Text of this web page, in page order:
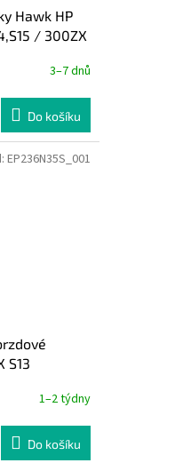
Hawk HP
/ 300ZX
3–7 dnů
Do košíku
S13
1–2 týdny
Do košíku
EP236N35S_001